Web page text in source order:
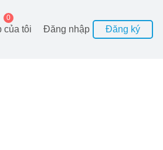
của tôi
0
Đăng nhập Đăng ký